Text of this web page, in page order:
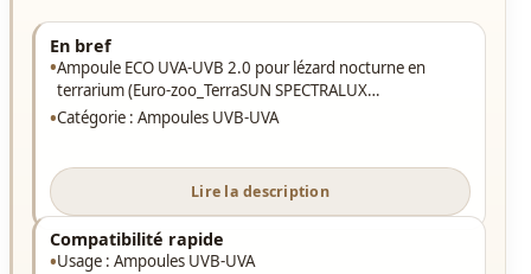
En bref
Ampoule ECO UVA-UVB 2.0 pour lézard nocturne en
terrarium (Euro-zoo_TerraSUN SPECTRALUX…
Catégorie : Ampoules UVB-UVA
Lire la description
Compatibilité rapide
Usage : Ampoules UVB-UVA